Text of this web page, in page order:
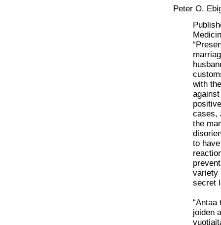
Peter O.
with
cases,
the
to
variety
secret
joiden